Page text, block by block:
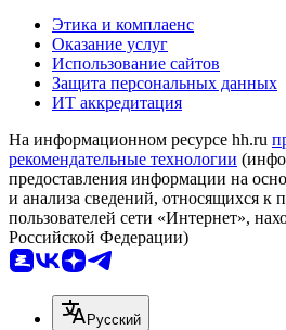
Этика и комплаенс
Оказание услуг
Использование сайтов
Защита персональных данных
ИТ аккредитация
На информационном ресурсе hh.ru
рекомендательные технологии
предоставления информации на
и анализа сведений, относящихся к
пользователей сети «Интернет»,
Российской Федерации)
Русский